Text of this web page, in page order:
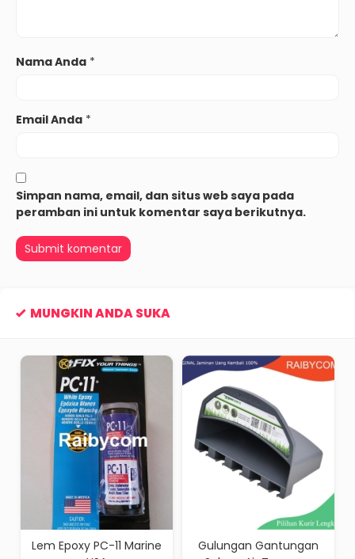
Nama Anda *
Email Anda *
Simpan nama, email, dan situs web saya pada
peramban ini untuk komentar saya berikutnya.
MUNGKIN ANDA SUKA
Lem Epoxy PC-11 Marine
Gulungan Gantungan